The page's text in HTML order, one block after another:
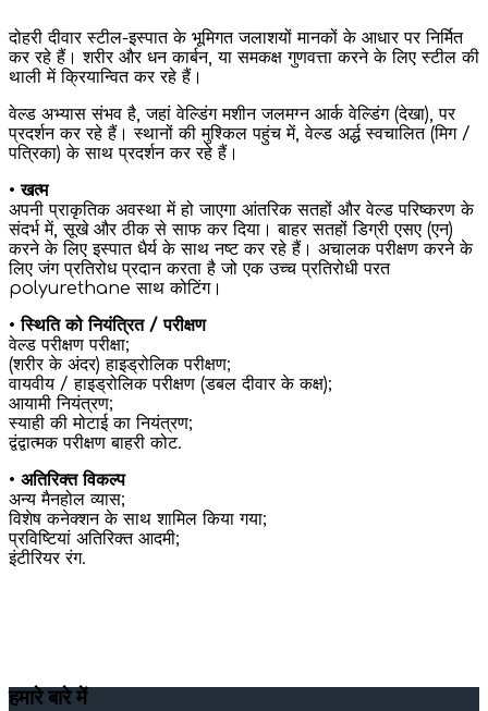
दोहरी दीवार स्टील-इस्पात के भूमिगत जलाशयों मानकों के आधार पर निर्मित
कर रहे हैं। शरीर और धन कार्बन, या समकक्ष गुणवत्ता करने के लिए स्टील की
थाली में क्रियान्वित कर रहे हैं।
वेल्ड अभ्यास संभव है, जहां वेल्डिंग मशीन जलमग्न आर्क वेल्डिंग (देखा), पर
प्रदर्शन कर रहे हैं। स्थानों की मुश्किल पहुंच में, वेल्ड अर्द्ध स्वचालित (मिग /
पत्रिका) के साथ प्रदर्शन कर रहे हैं।
•खत्म
अपनी प्राकृतिक अवस्था में हो जाएगा आंतरिक सतहों और वेल्ड परिष्करण के
संदर्भ में, सूखे और ठीक से साफ कर दिया। बाहर सतहों डिग्री एसए (एन)
करने के लिए इस्पात धैर्य के साथ नष्ट कर रहे हैं। अचालक परीक्षण करने के
लिए जंग प्रतिरोध प्रदान करता है जो एक उच्च प्रतिरोधी परत
polyurethane साथ कोटिंग।
•स्थिति को नियंत्रित / परीक्षण
वेल्ड परीक्षण परीक्षा;
(शरीर के अंदर) हाइड्रोलिक परीक्षण;
वायवीय / हाइड्रोलिक परीक्षण (डबल दीवार के कक्ष);
आयामी नियंत्रण;
स्याही की मोटाई का नियंत्रण;
द्वंद्वात्मक परीक्षण बाहरी कोट.
• अतिरिक्त विकल्प
अन्य मैनहोल व्यास;
विशेष कनेक्शन के साथ शामिल किया गया;
प्रविष्टियां अतिरिक्त आदमी;
इंटीरियर रंग.
हमारे बारे में